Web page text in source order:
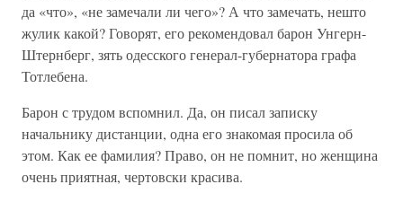
да «что», «не замечали ли чего»? А что замечать, нешто
жулик какой? Говорят, его рекомендовал барон Унгерн-
Штернберг, зять одесского генерал-губернатора графа
Тотлебена.
Барон с трудом вспомнил. Да, он писал записку
начальнику дистанции, одна его знакомая просила об
этом. Как ее фамилия? Право, он не помнит, но женщина
очень приятная, чертовски красива.